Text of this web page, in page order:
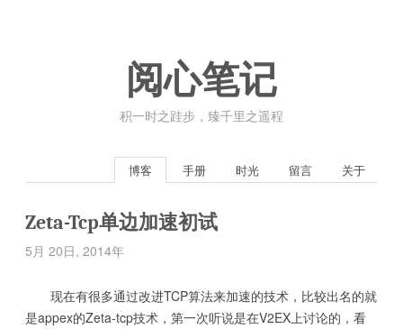
阅心笔记
积一时之跬步，臻千里之遥程
博客 手册 时光 留言 关于
Zeta-Tcp单边加速初试
5月 20日, 2014年
现在有很多通过改进TCP算法来加速的技术，比较出名的就
是appex的Zeta-tcp技术，第一次听说是在V2EX上讨论的，看